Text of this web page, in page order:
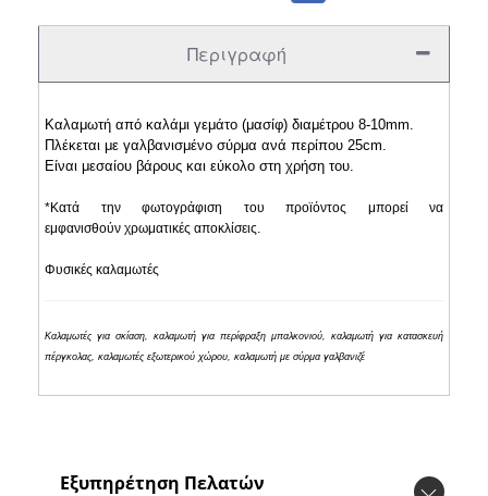
Περιγραφή
Καλαμωτή από καλάμι γεμάτο (μασίφ) διαμέτρου 8-10mm.
Πλέκεται με γαλβανισμένο σύρμα ανά περίπου 25cm.
Είναι μεσαίου βάρους και εύκολο στη χρήση του.
*Κατά την φωτογράφιση του προϊόντος μπορεί να
εμφανισθούν χρωματικές αποκλίσεις.
Φυσικές καλαμωτές
Καλαμωτές για σκίαση, καλαμωτή για περίφραξη μπαλκονιού, καλαμωτή για κατασκευή
πέργκολας, καλαμωτές εξωτερικού χώρου, καλαμωτή με σύρμα γαλβανιζέ
Εξυπηρέτηση Πελατών